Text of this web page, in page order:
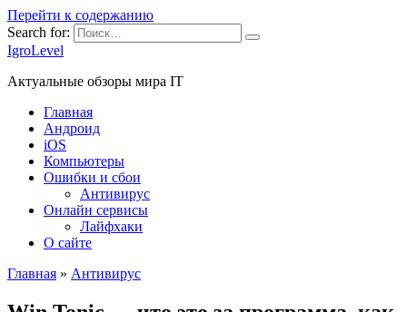
Перейти к содержанию
Search for:
IgroLevel
Актуальные обзоры мира IT
Главная
Андроид
iOS
Компьютеры
Ошибки и сбои
Антивирус
Онлайн сервисы
Лайфхаки
О сайте
Главная » Антивирус